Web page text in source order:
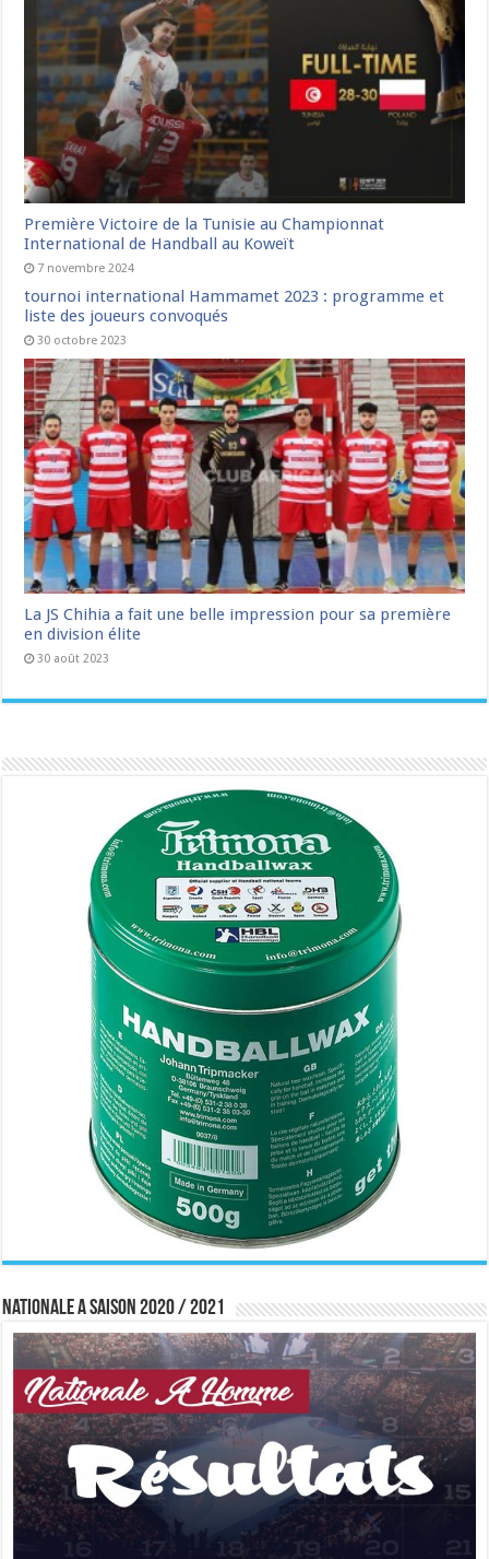
Première Victoire de la Tunisie au Championnat
International de Handball au Koweït
7 novembre 2024
tournoi international Hammamet 2023 : programme et
liste des joueurs convoqués
30 octobre 2023
La JS Chihia a fait une belle impression pour sa première
en division élite
30 août 2023
Nationale A saison 2020 / 2021